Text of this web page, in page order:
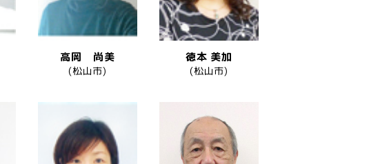
高岡 尚美
(松山市)
徳本 美加
(松山市)